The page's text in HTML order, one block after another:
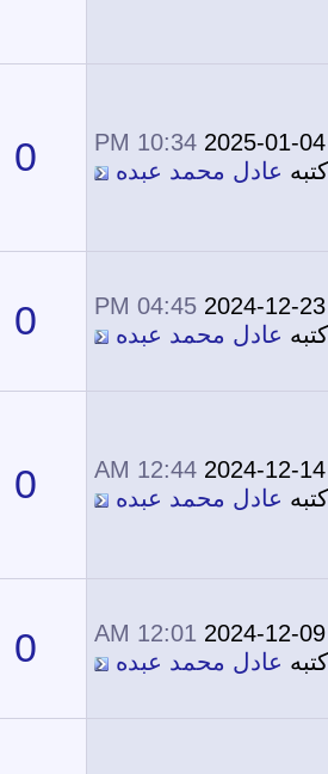
2025-01-04
10:34 PM
كتبه عادل محمد عبده 0
2024-12-23
04:45 PM
كتبه عادل محمد عبده 0
2024-12-14
12:44 AM
كتبه عادل محمد عبده 0
2024-12-09
12:01 AM
كتبه عادل محمد عبده 0